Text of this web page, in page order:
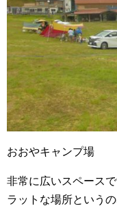
おおやキャンプ場
非常に広いスペース
ラットな場所という